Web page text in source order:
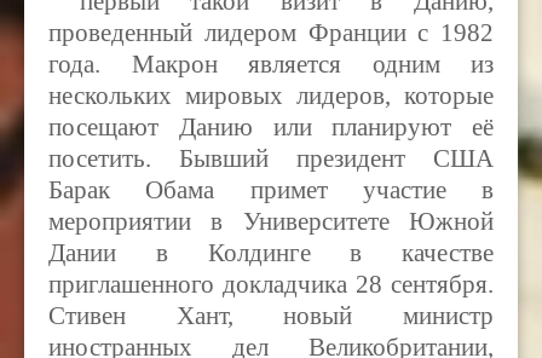
проведенный лидером Франции с 1982
года. Макрон является одним из
нескольких мировых лидеров, которые
посещают Данию или планируют её
посетить. Бывший президент США
Барак Обама примет участие в
мероприятии в Университете Южной
Дании в Колдинге в качестве
приглашенного докладчика 28 сентября.
Стивен Хант, новый министр
иностранных дел Великобритании,